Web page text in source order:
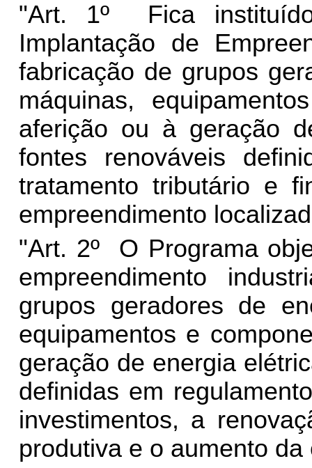
"Art. 1º Fica
Implantação de
fabricação de grupos
máquinas,
aferição ou à geração
fontes renováveis
tratamento tributário e
empreendimento
"Art. 2º O Programa
empreendimento
grupos geradores de
equipamentos e
geração de energia
definidas em
investimentos, a
produtiva e o aumento